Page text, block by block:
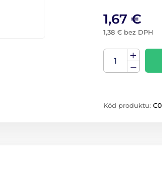
1,67 €
1,38 € bez DPH
Kód produktu: